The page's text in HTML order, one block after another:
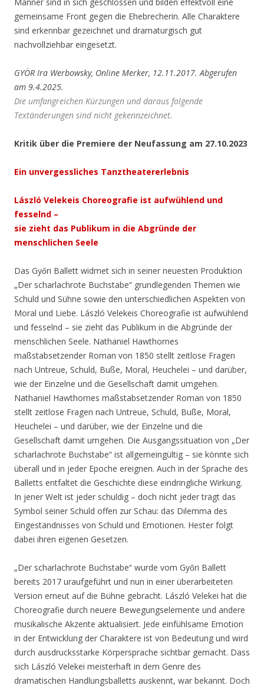
gemeinsame Front gegen die Ehebrecherin. Alle Charaktere
sind erkennbar gezeichnet und dramaturgisch gut
nachvollziehbar eingesetzt.
GYÖR Ira Werbowsky, Online Merker, 12.11.2017. Abgerufen
am 9.4.2025.
Die umfangreichen Kürzungen und daraus folgende
Textänderungen sind nicht gekennzeichnet.
Kritik über die Premiere der Neufassung am 27.10.2023
Ein unvergessliches Tanztheatererlebnis
László Velekeis Choreografie ist aufwühlend und
fesselnd –
sie zieht das Publikum in die Abgründe der
menschlichen Seele
Das Győri Ballett widmet sich in seiner neuesten Produktion
„Der scharlachrote Buchstabe“ grundlegenden Themen wie
Schuld und Sühne sowie den unterschiedlichen Aspekten von
Moral und Liebe. László Velekeis Choreografie ist aufwühlend
und fesselnd – sie zieht das Publikum in die Abgründe der
menschlichen Seele. Nathaniel Hawthornes
maßstabsetzender Roman von 1850 stellt zeitlose Fragen
nach Untreue, Schuld, Buße, Moral, Heuchelei – und darüber,
wie der Einzelne und die Gesellschaft damit umgehen.
Nathaniel Hawthornes maßstabsetzender Roman von 1850
stellt zeitlose Fragen nach Untreue, Schuld, Buße, Moral,
Heuchelei – und darüber, wie der Einzelne und die
Gesellschaft damit umgehen. Die Ausgangssituation von „Der
scharlachrote Buchstabe“ ist allgemeingültig – sie könnte sich
überall und in jeder Epoche ereignen. Auch in der Sprache des
Balletts entfaltet die Geschichte diese eindringliche Wirkung.
In jener Welt ist jeder schuldig – doch nicht jeder trägt das
Symbol seiner Schuld offen zur Schau: das Dilemma des
Eingeständnisses von Schuld und Emotionen. Hester folgt
dabei ihren eigenen Gesetzen.
„Der scharlachrote Buchstabe“ wurde vom Győri Ballett
bereits 2017 uraufgeführt und nun in einer überarbeiteten
Version erneut auf die Bühne gebracht. László Velekei hat die
Choreografie durch neuere Bewegungselemente und andere
musikalische Akzente aktualisiert. Jede einfühlsame Emotion
in der Entwicklung der Charaktere ist von Bedeutung und wird
durch ausdrucksstarke Körpersprache sichtbar gemacht. Dass
sich László Velekei meisterhaft in dem Genre des
dramatischen Handlungsballetts auskennt, war bekannt. Doch